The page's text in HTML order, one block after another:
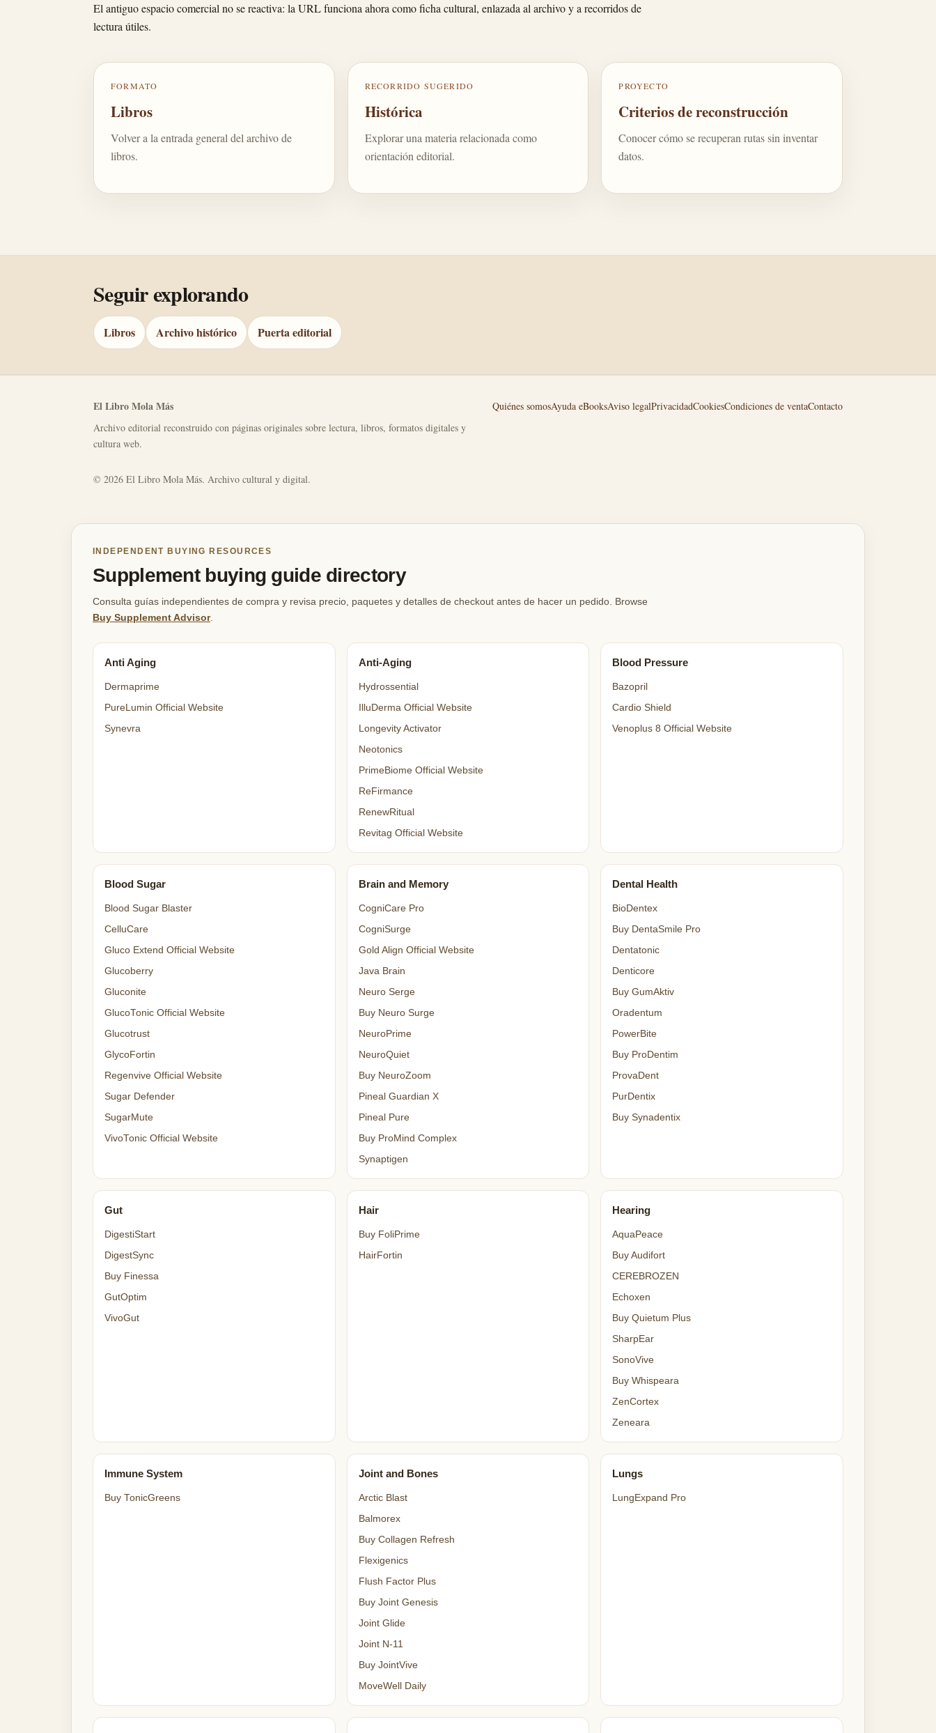
El antiguo espacio comercial no se reactiva: la URL funciona ahora como ficha cultural, enlazada al archivo y a recorridos de
lectura útiles.
FORMATO
Libros
Volver a la entrada general del archivo de
libros.
RECORRIDO SUGERIDO
Histórica
Explorar una materia relacionada como
orientación editorial.
PROYECTO
Criterios de reconstrucción
Conocer cómo se recuperan rutas sin inventar
datos.
Seguir explorando
Libros Archivo histórico Puerta editorial
El Libro Mola Más
Archivo editorial reconstruido con páginas originales sobre lectura, libros, formatos digitales y
cultura web.
Quiénes somosAyuda eBooksAviso legalPrivacidadCookiesCondiciones de ventaContacto
© 2026 El Libro Mola Más. Archivo cultural y digital.
INDEPENDENT BUYING RESOURCES
Supplement buying guide directory
Consulta guías independientes de compra y revisa precio, paquetes y detalles de checkout antes de hacer un pedido. Browse
Buy Supplement Advisor.
Anti Aging
Dermaprime
PureLumin Official Website
Synevra
Anti-Aging
Hydrossential
IlluDerma Official Website
Longevity Activator
Neotonics
PrimeBiome Official Website
ReFirmance
RenewRitual
Revitag Official Website
Blood Pressure
Bazopril
Cardio Shield
Venoplus 8 Official Website
Blood Sugar
Blood Sugar Blaster
CelluCare
Gluco Extend Official Website
Glucoberry
Gluconite
GlucoTonic Official Website
Glucotrust
GlycoFortin
Regenvive Official Website
Sugar Defender
SugarMute
VivoTonic Official Website
Brain and Memory
CogniCare Pro
CogniSurge
Gold Align Official Website
Java Brain
Neuro Serge
Buy Neuro Surge
NeuroPrime
NeuroQuiet
Buy NeuroZoom
Pineal Guardian X
Pineal Pure
Buy ProMind Complex
Synaptigen
Dental Health
BioDentex
Buy DentaSmile Pro
Dentatonic
Denticore
Buy GumAktiv
Oradentum
PowerBite
Buy ProDentim
ProvaDent
PurDentix
Buy Synadentix
Gut
DigestiStart
DigestSync
Buy Finessa
GutOptim
VivoGut
Hair
Buy FoliPrime
HairFortin
Hearing
AquaPeace
Buy Audifort
CEREBROZEN
Echoxen
Buy Quietum Plus
SharpEar
SonoVive
Buy Whispeara
ZenCortex
Zeneara
Immune System
Buy TonicGreens
Joint and Bones
Arctic Blast
Balmorex
Buy Collagen Refresh
Flexigenics
Flush Factor Plus
Buy Joint Genesis
Joint Glide
Joint N-11
Buy JointVive
MoveWell Daily
Lungs
LungExpand Pro